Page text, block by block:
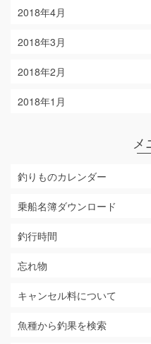
2018年4月
2018年3月
2018年2月
2018年1月
メ
釣りものカレンダー
乗船名簿ダウンロード
釣行時間
忘れ物
キャンセル料について
魚種から釣果を検索